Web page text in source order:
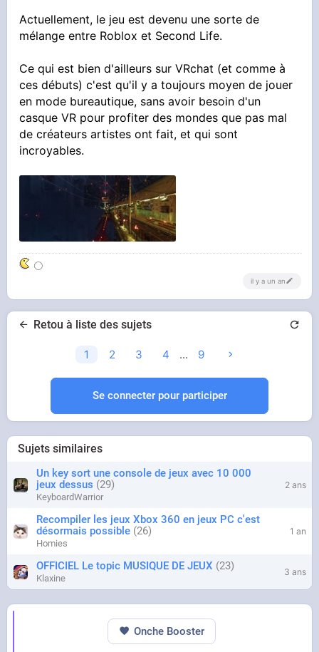
Actuellement, le jeu est devenu une sorte de
mélange entre Roblox et Second Life.
Ce qui est bien d'ailleurs sur VRchat (et comme à
ces débuts) c'est qu'il y a toujours moyen de jouer
en mode bureautique, sans avoir besoin d'un
casque VR pour profiter des mondes que pas mal
de créateurs artistes ont fait, et qui sont
incroyables.
⚪
il y a un an
Retou à liste des sujets
1 2 3 4 ... 9
Se connecter pour participer
Sujets similaires
Un key sort une console de jeux avec 10 000
jeux dessus
29
KeyboardWarrior
2 ans
Recompiler les jeux Xbox 360 en jeux PC c'est
désormais possible 26
Homies
1 an
OFFICIEL Le topic MUSIQUE DE JEUX 23
Klaxine
3 ans
Onche Booster